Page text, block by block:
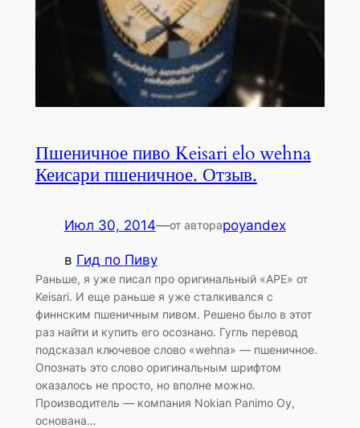
Пшеничное пиво Keisari elo wehna
Кеисари пшеничное. Отзыв.
Июл 30, 2014—от автораpoyandex
в Гид по Пиву
Раньше, я уже писал про оригинальный «APE» от
Keisari. И еще раньше я уже сталкивался с
финнским пшеничным пивом. Решено было в этот
раз найти и купить его осознано. Гугль перевод
подсказал ключевое слово «wehna» — пшеничное.
Опознать это слово оригинальным шрифтом
оказалось не просто, но вполне можно.
Производитель — компания Nokian Panimo Oy,
основана…